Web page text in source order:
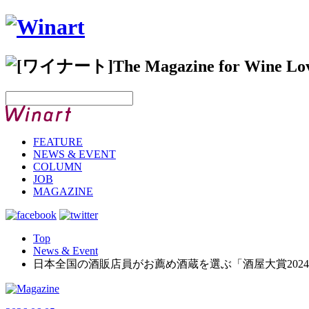
FEATURE
NEWS & EVENT
COLUMN
JOB
MAGAZINE
Top
News & Event
日本全国の酒販店員がお薦め酒蔵を選ぶ「酒屋大賞